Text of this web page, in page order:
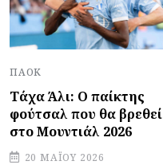
ΠΑΟΚ
Τάχα Άλι: Ο παίκτης
φούτσαλ που θα βρεθεί
στο Μουντιάλ 2026
20 ΜΑΪ́ΟΥ 2026